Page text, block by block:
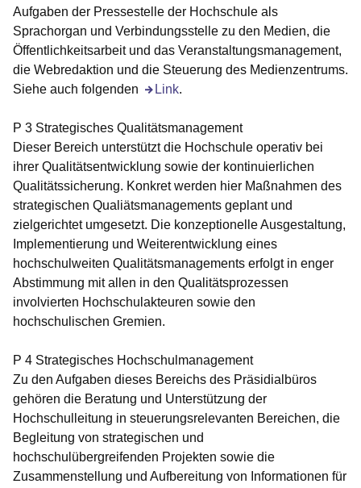
Aufgaben der Pressestelle der Hochschule als
Sprachorgan und Verbindungsstelle zu den Medien, die
Öffentlichkeitsarbeit und das Veranstaltungsmanagement,
die Webredaktion und die Steuerung des Medienzentrums.
Siehe auch folgenden
Link
Öffnet sich in einem neuen Fenster
.
P 3 Strategisches Qualitätsmanagement
Dieser Bereich unterstützt die Hochschule operativ bei
ihrer Qualitätsentwicklung sowie der kontinuierlichen
Qualitätssicherung. Konkret werden hier Maßnahmen des
strategischen Qualiätsmanagements geplant und
zielgerichtet umgesetzt. Die konzeptionelle Ausgestaltung,
Implementierung und Weiterentwicklung eines
hochschulweiten Qualitätsmanagements erfolgt in enger
Abstimmung mit allen in den Qualitätsprozessen
involvierten Hochschulakteuren sowie den
hochschulischen Gremien.
P 4 Strategisches Hochschulmanagement
Zu den Aufgaben dieses Bereichs des Präsidialbüros
gehören die Beratung und Unterstützung der
Hochschulleitung in steuerungsrelevanten Bereichen, die
Begleitung von strategischen und
hochschulübergreifenden Projekten sowie die
Zusammenstellung und Aufbereitung von Informationen für